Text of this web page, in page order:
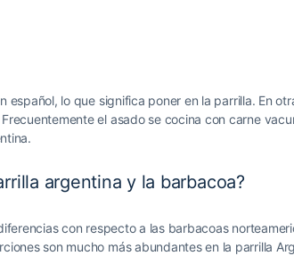
español, lo que significa poner en la parrilla. En
el asado se cocina con carne
argentina y la barbacoa?
con respecto a las barbacoas
son mucho más abundantes en la parrilla